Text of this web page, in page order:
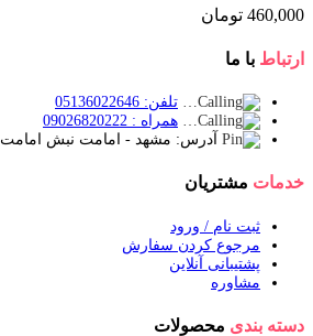
460,000 تومان
ارتباط با ما
تلفن: 05136022646
همراه : 09026820222
آدرس: مشهد - امامت نبش امامت 34
خدمات مشتریان
ثبت نام / ورود
مرجوع کردن سفارش
پشتیبانی آنلاین
مشاوره
دسته بندی محصولات